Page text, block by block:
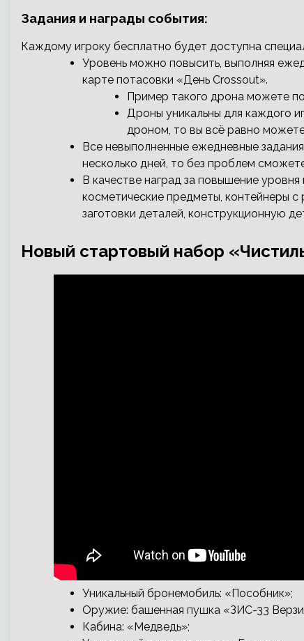
Задания и награды события:
Каждому игроку бесплатно будет доступна
Уровень можно повысить, выполняя
карте потасовки «День Crossout».
Пример такого дрона можете
Дроны уникальны для каждого
дроном, то вы всё равно
Все невыполненные ежедневные
несколько дней, то без проблем
В качестве наград за повышение
косметические предметы, контейнеры
заготовки деталей, конструкционную
Новый стартовый набор
Уникальный бронемобиль: «Пособник»;
Оружие: башенная пушка «ЗИС-33
Кабина: «Медведь»;